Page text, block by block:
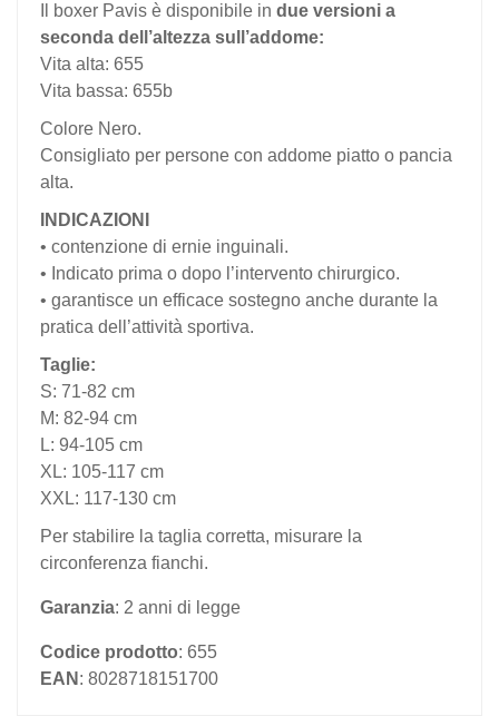
Il boxer Pavis è disponibile in due versioni a
seconda dell’altezza sull’addome:
Vita alta: 655
Vita bassa: 655b
Colore Nero.
Consigliato per persone con addome piatto o pancia
alta.
INDICAZIONI
• contenzione di ernie inguinali.
• Indicato prima o dopo l’intervento chirurgico.
• garantisce un efficace sostegno anche durante la
pratica dell’attività sportiva.
Taglie:
S: 71-82 cm
M: 82-94 cm
L: 94-105 cm
XL: 105-117 cm
XXL: 117-130 cm
Per stabilire la taglia corretta, misurare la
circonferenza fianchi.
Garanzia: 2 anni di legge
Codice prodotto: 655
EAN : 8028718151700